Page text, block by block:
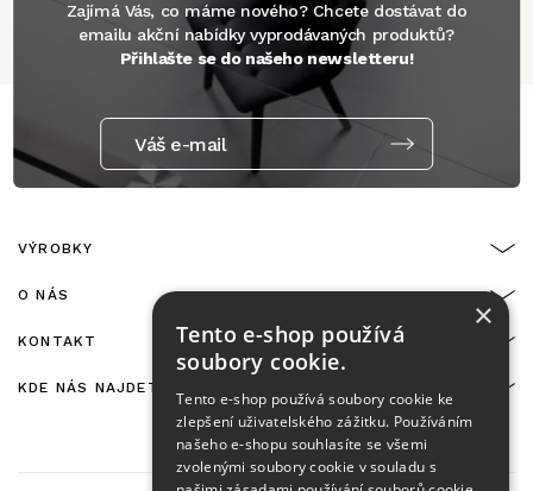
Zajímá Vás, co máme nového? Chcete dostávat do
emailu akční nabídky vyprodávaných produktů?
Přihlašte se do našeho newsletteru!
Váš e-mail
VÝROBKY
O NÁS
KONTAKT
KDE NÁS NAJDETE
×
Tento e-shop používá
soubory cookie.
Tento e-shop používá soubory cookie ke
zlepšení uživatelského zážitku. Používáním
našeho e-shopu souhlasíte se všemi
zvolenými soubory cookie v souladu s